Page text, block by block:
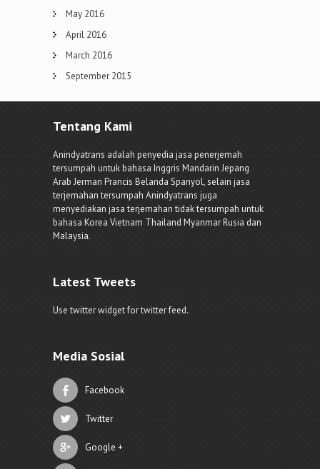
May 2016
April 2016
March 2016
September 2015
Tentang Kami
Anindyatrans adalah penyedia jasa penerjemah
tersumpah untuk bahasa Inggris Mandarin Jepang
Arab Jerman Prancis Belanda Spanyol, selain jasa
terjemahan tersumpah Anindyatrans juga
menyediakan jasa terjemahan tidak tersumpah untuk
bahasa Korea Vietnam Thailand Myanmar Rusia dan
Malaysia.
Latest Tweets
Use twitter widget for twitter feed.
Media Sosial
Facebook
Twitter
Google +